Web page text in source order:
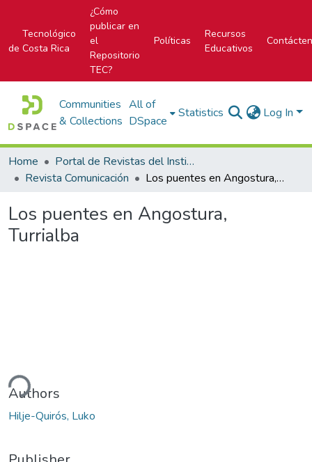
Tecnológico
de Costa Rica
¿Cómo
publicar en
el
Repositorio
TEC?
Políticas
Recursos
Educativos
Communities
& Collections
All of
DSpace
Statistics Log In
Home
Portal de Revistas del Instituto Tecnológico de Costa Rica
Revista Comunicación
Los puentes en Angostura, Turrialba
Los puentes en Angostura,
Turrialba
Authors
Hilje-Quirós, Luko